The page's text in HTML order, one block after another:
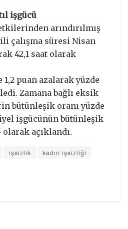
işgücü
arındırılmış
çalışma süresi Nisan
42,1 saat olarak
1,2 puan azalarak yüzde
Zamana bağlı eksik
bütünleşik oranı yüzde
işgücünün bütünleşik
olarak açıklandı.
işsizlik
kadın işsizliği